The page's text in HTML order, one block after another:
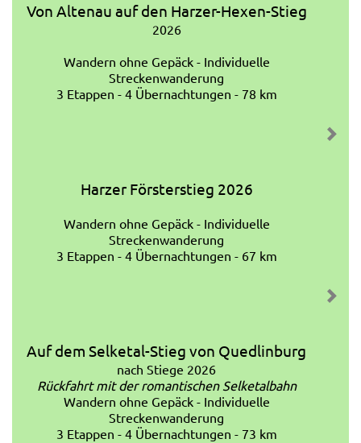
Von Altenau auf den Harzer-Hexen-Stieg
2026
Wandern ohne Gepäck - Individuelle
Streckenwanderung
3 Etappen - 4 Übernachtungen - 78 km
Harzer Försterstieg 2026
Wandern ohne Gepäck - Individuelle
Streckenwanderung
3 Etappen - 4 Übernachtungen - 67 km
Auf dem Selketal-Stieg von Quedlinburg
nach Stiege 2026
Rückfahrt mit der romantischen Selketalbahn
Wandern ohne Gepäck - Individuelle
Streckenwanderung
3 Etappen - 4 Übernachtungen - 73 km